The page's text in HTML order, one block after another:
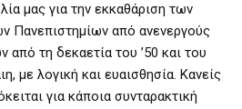
μας για την εκκαθάριση των
Πανεπιστημίων από ανενεργούς
από τη δεκαετία του ’50 και του
με λογική και ευαισθησία. Κανείς
για κάποια συνταρακτική